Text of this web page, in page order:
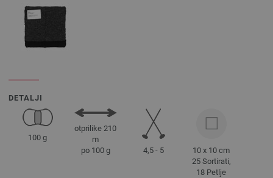
DETALJI
100 g
otprilike 210
m
po 100 g
4,5 - 5
10 x 10 cm
25 Sortirati,
18 Petlje